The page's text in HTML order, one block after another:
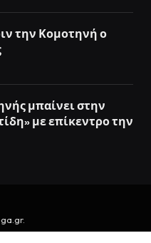
την Κομοτηνή ο
μπαίνει στην
με επίκεντρο την
.